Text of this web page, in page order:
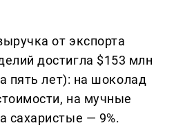
от экспорта
достигла $153 млн
пять лет): на шоколад
на мучные
сахаристые — 9%.